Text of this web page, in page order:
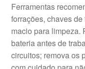
Ferramentas
forrações, chaves
macio para limpeza.
bateria antes de
circuitos; remova os